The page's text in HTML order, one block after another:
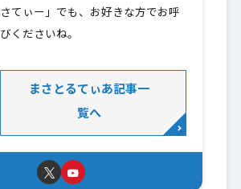
さてぃー」でも、お好きな方でお呼
びくださいね。
まさとるてぃあ記事一
覧へ